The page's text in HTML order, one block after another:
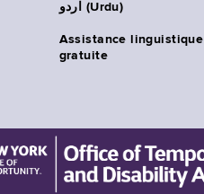
اردو (Urdu)
Assistance linguistique
gratuite